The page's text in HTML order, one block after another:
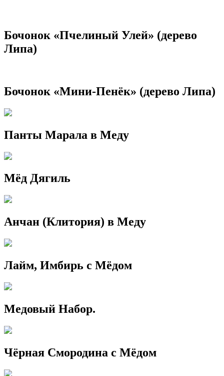
Бочонок «Пчелиный Улей» (дерево
Липа)
Бочонок «Мини-Пенёк» (дерево Липа)
Панты Марала в Меду
Мёд Дягиль
Анчан (Клитория) в Меду
Лайм, Имбирь с Мёдом
Медовый Набор.
Чёрная Смородина с Мёдом